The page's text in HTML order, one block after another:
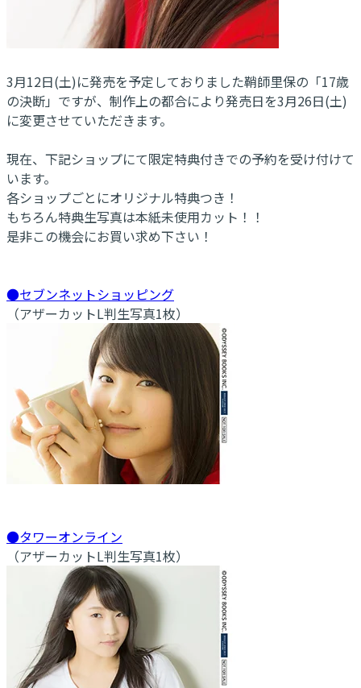
3月12日(土)に発売を予定しておりました鞘師里保の「17歳
の決断」ですが、制作上の都合により発売日を3月26日(土)
に変更させていただきます。
現在、下記ショップにて限定特典付きでの予約を受け付けて
います。
各ショップごとにオリジナル特典つき！
もちろん特典生写真は本紙未使用カット！！
是非この機会にお買い求め下さい！
●セブンネットショッピング
（アザーカットL判生写真1枚）
●タワーオンライン
（アザーカットL判生写真1枚）